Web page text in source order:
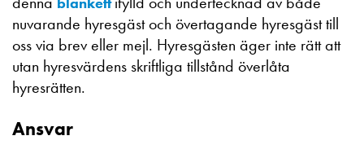
nuvarande hyresgäst och övertagande hyresgäst till
oss via brev eller mejl. Hyresgästen äger inte rätt att
utan hyresvärdens skriftliga tillstånd överlåta
hyresrätten.
Ansvar